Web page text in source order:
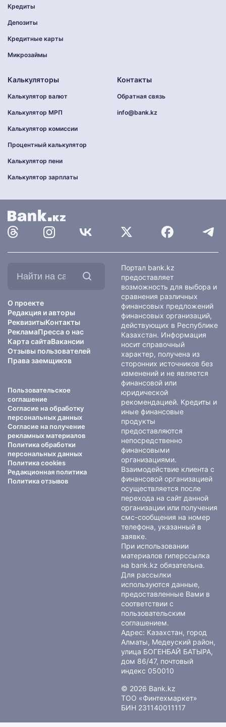
Кредиты
Депозиты
Кредитные карты
Микрозаймы
Калькуляторы
Калькулятор валют
Калькулятор МРП
Калькулятор комиссии
Процентный калькулятор
Калькулятор пени
Калькулятор зарплаты
Контакты
Обратная связь
info@bank.kz
О проекте
Редакция и авторы
РеквизитыКонтакты
РекламаПресса о нас
Карта сайтаВакансии
Отзывы пользователей
Права заемщиков
Пользовательское
соглашение
Согласие на обработку
персональных данных
Согласие на получение
рекламных материалов
Политика обработки
персональных данных
Политика cookies
Редакционная политика
Политика отзывов
Портал bank.kz
предоставляет
возможность для выбора и
сравнения различных
финансовых предложений
финансовых организаций,
действующих в Республике
Казахстан. Информация
носит справочный
характер, получена из
сторонних источников без
изменений и не является
финансовой или
юридической
рекомендацией. Кредиты и
иные финансовые
продукты
предоставляются
непосредственно
финансовыми
организациями.
Взаимодействие клиента с
финансовой организацией
осуществляется после
перехода на сайт данной
организации или получения
смс-сообщения на номер
телефона, указанный в
заявке.
При использовании
материалов гиперссылка
на bank.kz обязательна.
Для рассылки
используются данные,
предоставленные Вами в
соответствии с
пользовательским
соглашением.
Адрес: Казахстан, город
Алматы, Медеуский район,
улица БОГЕНБАЙ БАТЫРА,
дом 86/47, почтовый
индекс 050010
© 2026 Bank.kz
ТОО «Финтехмаркет»
БИН 231140011117